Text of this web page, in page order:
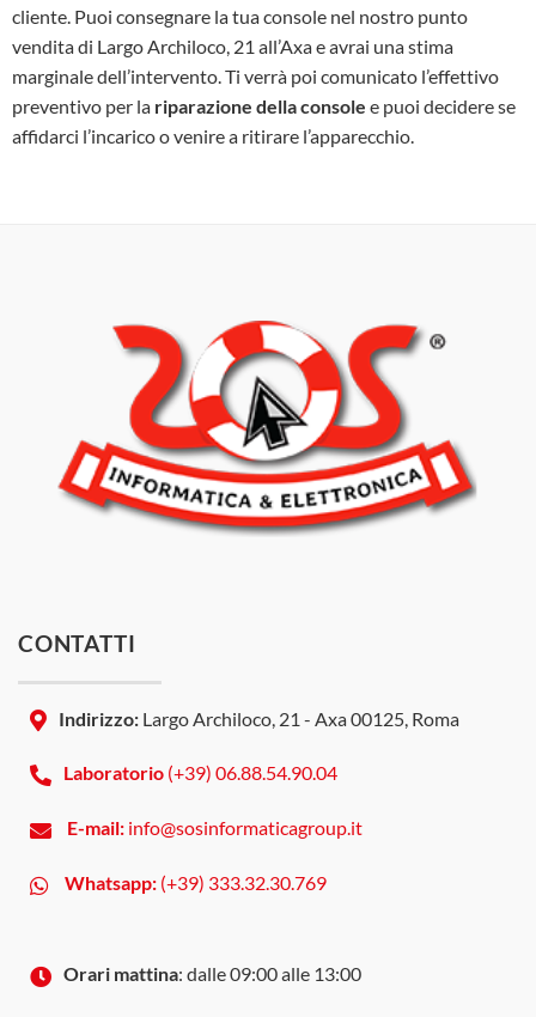
cliente. Puoi consegnare la tua console nel nostro punto
vendita di Largo Archiloco, 21 all’Axa e avrai una stima
marginale dell’intervento. Ti verrà poi comunicato l’effettivo
preventivo per la riparazione della console e puoi decidere se
affidarci l’incarico o venire a ritirare l’apparecchio.
CONTATTI
Indirizzo: Largo Archiloco, 21 - Axa 00125, Roma
Laboratorio (+39) 06.88.54.90.04
E-mail: info@sosinformaticagroup.it
Whatsapp: (+39) 333.32.30.769
Orari mattina: dalle 09:00 alle 13:00